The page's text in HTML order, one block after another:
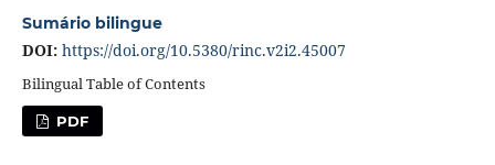
Sumário bilingue
DOI: https://doi.org/10.5380/rinc.v2i2.45007
Bilingual Table of Contents
PDF